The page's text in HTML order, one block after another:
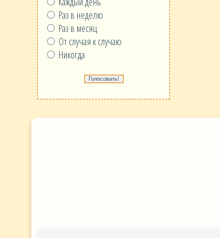
Раз в неделю
Раз в месяц
От случая к случаю
Никогда